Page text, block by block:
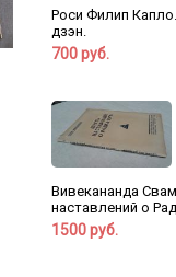
Роси Филип
дзэн.
700 руб.
Вивекананда
наставлений о
1500 руб.